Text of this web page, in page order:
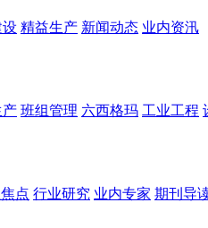
设 精益生产 新闻动态 业内资汛
产 班组管理 六西格玛 工业工程
点 行业研究 业内专家 期刊导